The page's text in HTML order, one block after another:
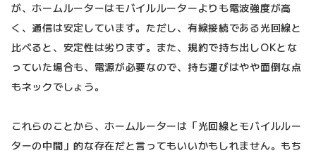
が、ホームルーターはモバイルルーターよりも電波強度が高
く、通信は安定しています。ただし、有線接続である光回線と
比べると、安定性は劣ります。また、規約で持ち出しOKとな
っていた場合も、電源が必要なので、持ち運びはやや面倒な点
もネックでしょう。
これらのことから、ホームルーターは「光回線とモバイルルー
ターの中間」的な存在だと言ってもいいかもしれません。もち